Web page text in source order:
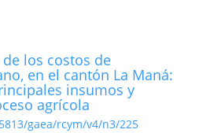
los costos de
en el cantón La Maná:
insumos y
agrícola
gaea/rcym/v4/n3/225